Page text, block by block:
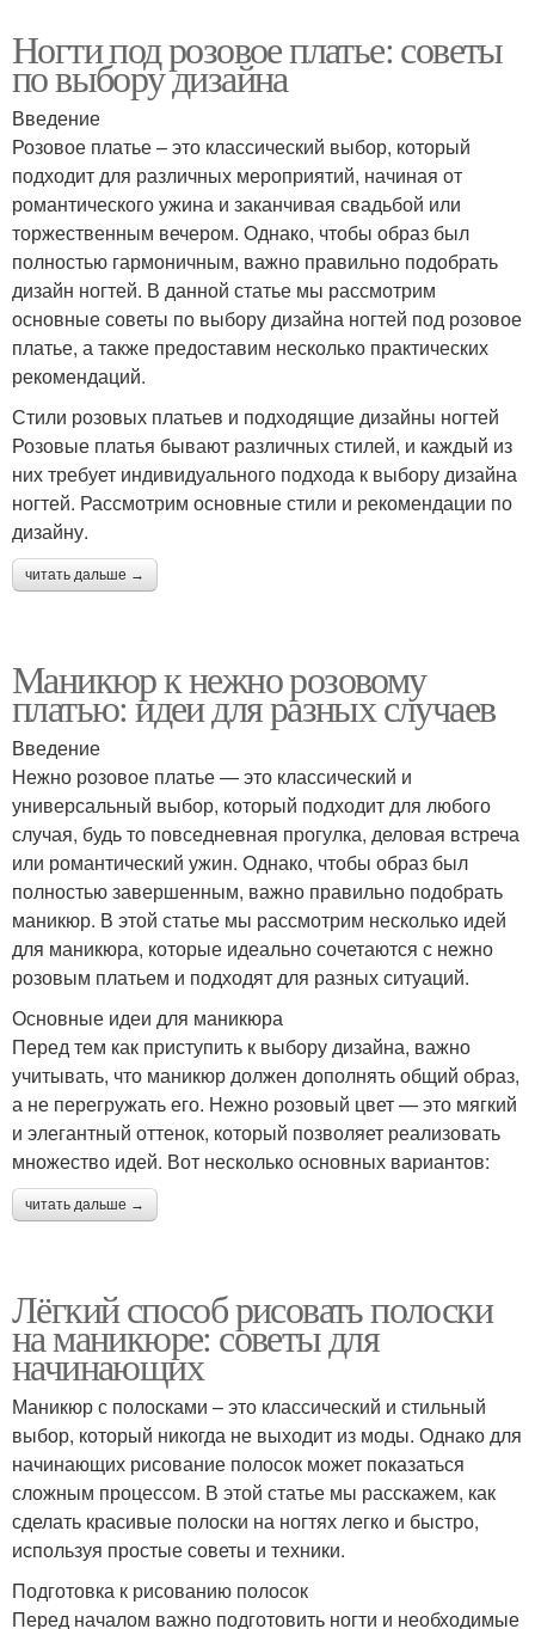
Ногти под розовое платье: советы
по выбору дизайна
Введение
Розовое платье – это классический выбор, который
подходит для различных мероприятий, начиная от
романтического ужина и заканчивая свадьбой или
торжественным вечером. Однако, чтобы образ был
полностью гармоничным, важно правильно подобрать
дизайн ногтей. В данной статье мы рассмотрим
основные советы по выбору дизайна ногтей под розовое
платье, а также предоставим несколько практических
рекомендаций.
Стили розовых платьев и подходящие дизайны ногтей
Розовые платья бывают различных стилей, и каждый из
них требует индивидуального подхода к выбору дизайна
ногтей. Рассмотрим основные стили и рекомендации по
дизайну.
читать дальше →
Маникюр к нежно розовому
платью: идеи для разных случаев
Введение
Нежно розовое платье — это классический и
универсальный выбор, который подходит для любого
случая, будь то повседневная прогулка, деловая встреча
или романтический ужин. Однако, чтобы образ был
полностью завершенным, важно правильно подобрать
маникюр. В этой статье мы рассмотрим несколько идей
для маникюра, которые идеально сочетаются с нежно
розовым платьем и подходят для разных ситуаций.
Основные идеи для маникюра
Перед тем как приступить к выбору дизайна, важно
учитывать, что маникюр должен дополнять общий образ,
а не перегружать его. Нежно розовый цвет — это мягкий
и элегантный оттенок, который позволяет реализовать
множество идей. Вот несколько основных вариантов:
читать дальше →
Лёгкий способ рисовать полоски
на маникюре: советы для
начинающих
Маникюр с полосками – это классический и стильный
выбор, который никогда не выходит из моды. Однако для
начинающих рисование полосок может показаться
сложным процессом. В этой статье мы расскажем, как
сделать красивые полоски на ногтях легко и быстро,
используя простые советы и техники.
Подготовка к рисованию полосок
Перед началом важно подготовить ногти и необходимые